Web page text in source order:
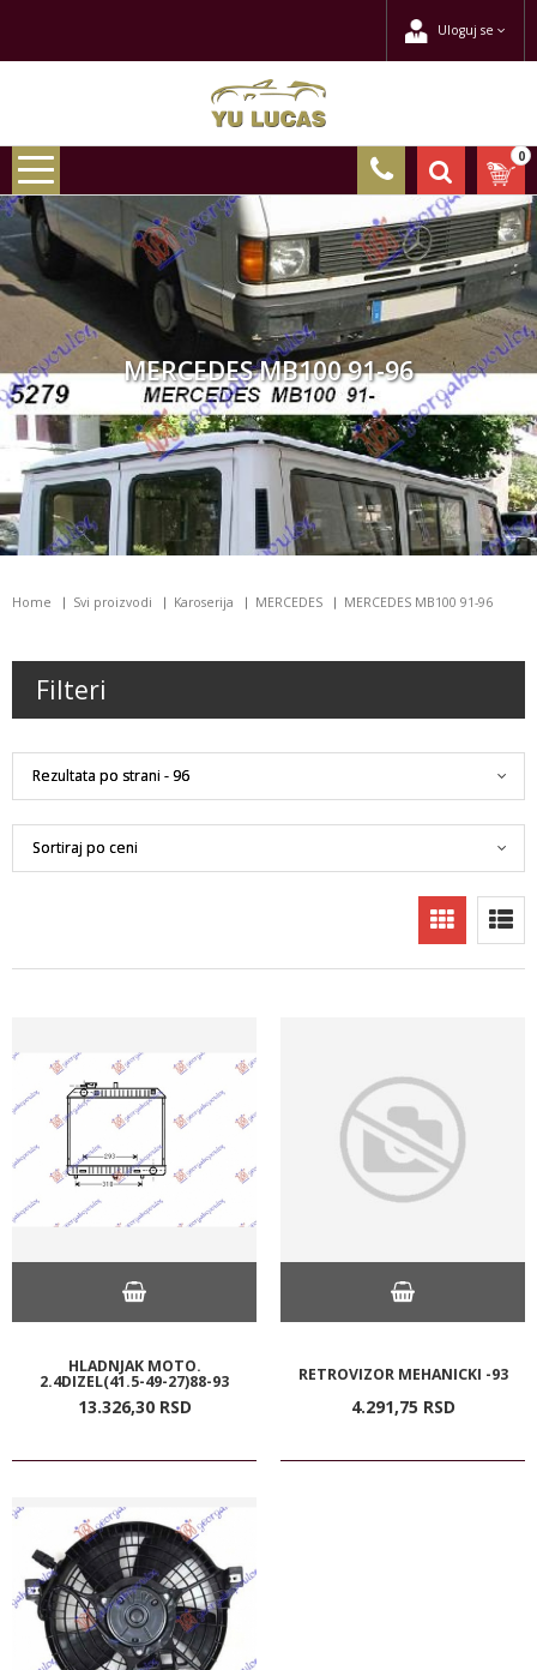
Uloguj se
0
MERCEDES MB100 91-96
Home Svi proizvodi Karoserija MERCEDES MERCEDES MB100 91-96
Filteri
HLADNJAK MOTO.
2.4DIZEL(41.5-49-27)88-93
13.326,30 RSD
RETROVIZOR MEHANICKI -93
4.291,75 RSD